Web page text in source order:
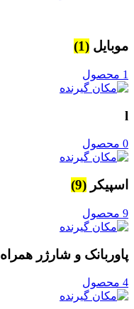
موبایل (1)
1 محصول
l
0 محصول
اسپیکر (9)
9 محصول
پاوربانک و شارژر همراه
4 محصول